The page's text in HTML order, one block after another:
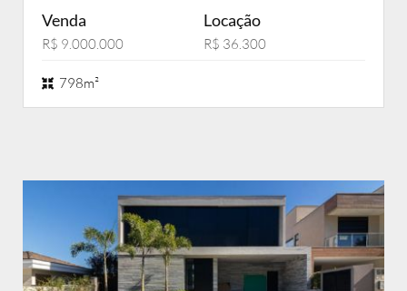
Venda
R$ 9.000.000
Locação
R$ 36.300
798m²